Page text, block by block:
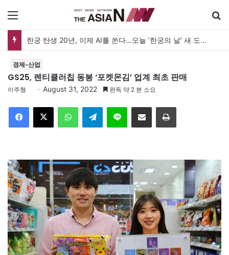
한궁 탄생 20년, 이제 AI를 쏜다…오늘 ‘한궁의 날’ 새 도약 선언
경제-산업
GS25, 렌티큘러칩 동봉 ‘포켓몬김’ 업계 최초 판매
이주형 August 31, 2022 완독 약 2 분 소요
Telegram 이메일